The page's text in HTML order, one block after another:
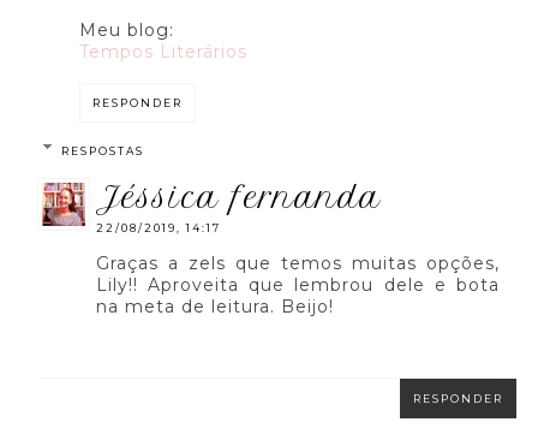
Meu blog:
Tempos Literários
RESPONDER
RESPOSTAS
jéssica fernanda
22/08/2019, 14:17
Graças a zels que temos muitas opções,
Lily!! Aproveita que lembrou dele e bota
na meta de leitura. Beijo!
RESPONDER